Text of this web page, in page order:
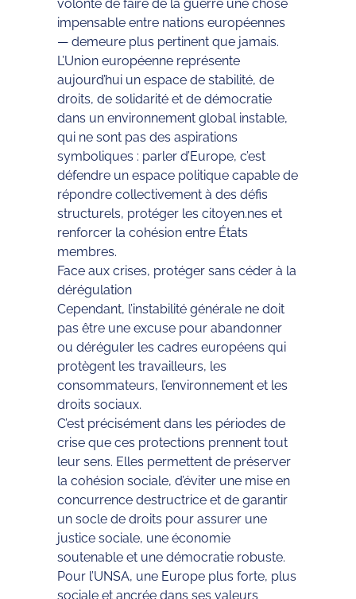
volonté de faire de la guerre une chose
impensable entre nations européennes
— demeure plus pertinent que jamais.
L’Union européenne représente
aujourd’hui un espace de stabilité, de
droits, de solidarité et de démocratie
dans un environnement global instable,
qui ne sont pas des aspirations
symboliques : parler d’Europe, c’est
défendre un espace politique capable de
répondre collectivement à des défis
structurels, protéger les citoyen.nes et
renforcer la cohésion entre États
membres.
Face aux crises, protéger sans céder à la
dérégulation
Cependant, l’instabilité générale ne doit
pas être une excuse pour abandonner
ou déréguler les cadres européens qui
protègent les travailleurs, les
consommateurs, l’environnement et les
droits sociaux.
C’est précisément dans les périodes de
crise que ces protections prennent tout
leur sens. Elles permettent de préserver
la cohésion sociale, d’éviter une mise en
concurrence destructrice et de garantir
un socle de droits pour assurer une
justice sociale, une économie
soutenable et une démocratie robuste.
Pour l’UNSA, une Europe plus forte, plus
sociale et ancrée dans ses valeurs